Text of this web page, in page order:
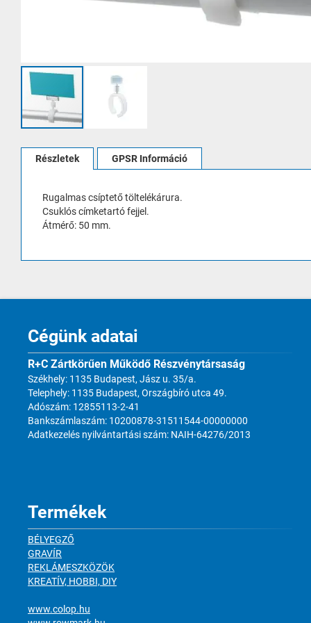
a
képgaléria
Részletek
Rugalmas csíptető töltelékárura.
Csuklós címketartó fejjel.
Átmérő: 50 mm.
GPSR Információ
Cégünk adatai
R+C Zártkörűen Működő Részvénytársaság
Székhely: 1135 Budapest, Jász u. 35/a.
Telephely: 1135 Budapest, Országbíró utca 49.
Adószám: 12855113-2-41
Bankszámlaszám: 10200878-31511544-00000000
Adatkezelés nyilvántartási szám: NAIH-64276/2013
Termékek
BÉLYEGZŐ
GRAVÍR
REKLÁMESZKÖZÖK
KREATÍV, HOBBI, DIY
www.colop.hu